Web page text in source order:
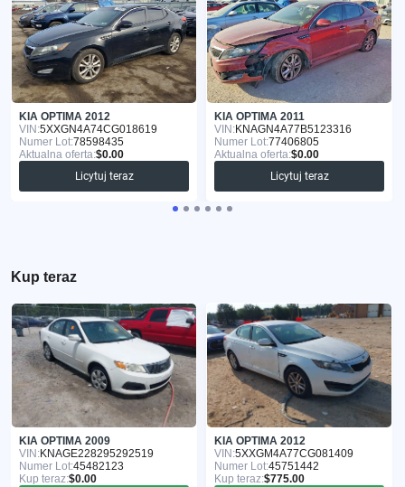
KIA OPTIMA 2012
VIN:5XXGN4A74CG018619
Numer Lot:78598435
Aktualna oferta:$0.00
Licytuj teraz
KIA OPTIMA 2011
VIN:KNAGN4A77B5123316
Numer Lot:77406805
Aktualna oferta:$0.00
Licytuj teraz
Kup teraz
KIA OPTIMA 2009
VIN:KNAGE228295292519
Numer Lot:45482123
Kup teraz:$0.00
KIA OPTIMA 2012
VIN:5XXGM4A77CG081409
Numer Lot:45751442
Kup teraz:$775.00